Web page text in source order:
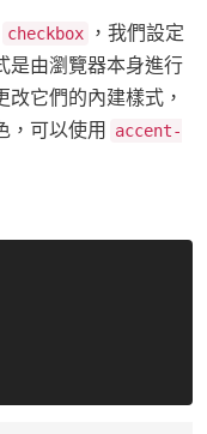
checkbox
，我們設定
是由瀏覽器本身進行
它們的內建樣式，
，可以使用 accent-